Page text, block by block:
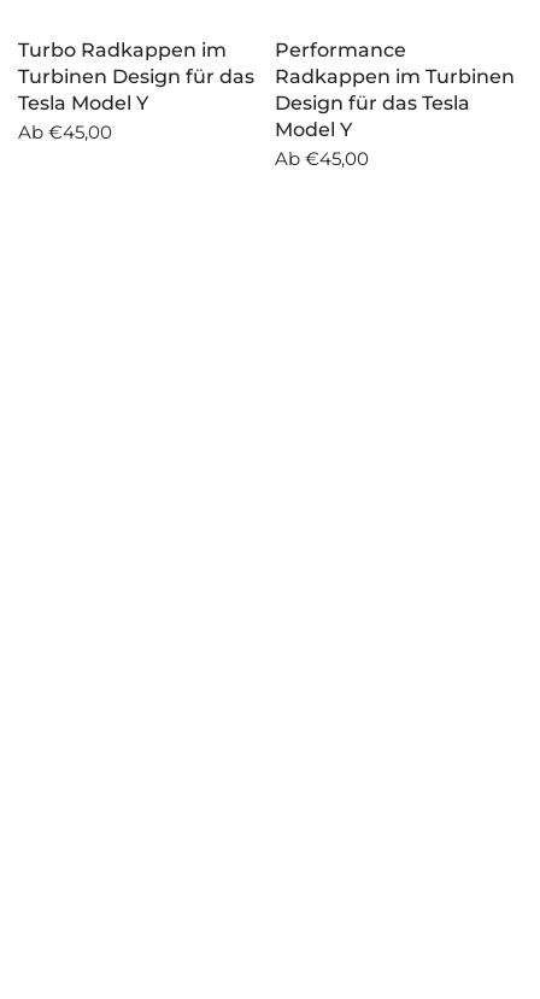
Turbo Radkappen im
Turbinen Design für das
Tesla Model Y
Ab €45,00
Performance
Radkappen im Turbinen
Design für das Tesla
Model Y
Ab €45,00